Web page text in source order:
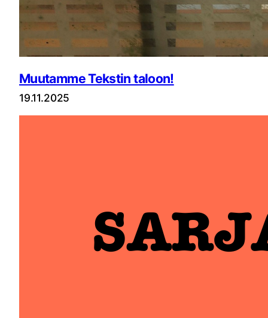
Muutamme Tekstin taloon!
19.11.2025